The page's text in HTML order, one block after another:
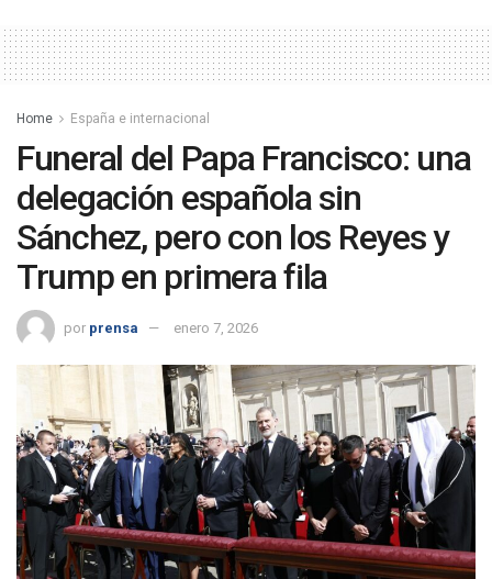
Home España e internacional
Funeral del Papa Francisco: una
delegación española sin
Sánchez, pero con los Reyes y
Trump en primera fila
por prensa enero 7, 2026